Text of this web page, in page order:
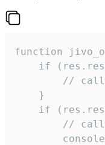
function
if
//
    }
if
//